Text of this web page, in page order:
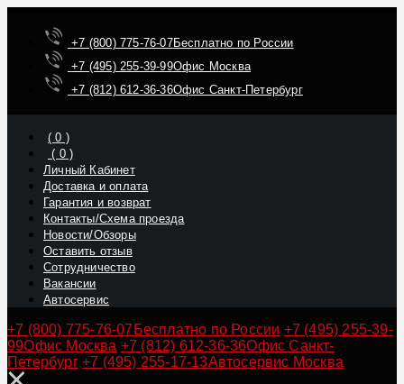
+7 (800) 775-76-07Бесплатно по России
+7 (495) 255-39-99Офис Москва
+7 (812) 612-36-36Офис Санкт-Петербург
(0 )
( 0)
Личный Кабинет
Доставка и оплата
Гарантия и возврат
Контакты/Схема проезда
Новости/Обзоры
Оставить отзыв
Сотрудничество
Вакансии
Автосервис
+7 (800) 775-76-07 Бесплатно по России +7 (495) 255-39-
99Офис Москва +7 (812) 612-36-36Офис Санкт-
Петербург +7 (495) 255-17-13Автосервис Москва